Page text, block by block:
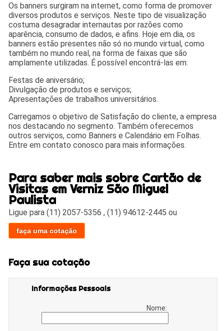
Os banners surgiram na internet, como forma de promover
diversos produtos e serviços. Neste tipo de visualização
costuma desagradar internautas por razões como
aparência, consumo de dados, e afins. Hoje em dia, os
banners estão presentes não só no mundo virtual, como
também no mundo real, na forma de faixas que são
amplamente utilizadas. É possível encontrá-las em:
Festas de aniversário;
Divulgação de produtos e serviços;
Apresentações de trabalhos universitários.
Carregamos o objetivo de Satisfação do cliente, a empresa
nos destacando no segmento. Também oferecemos
outros serviços, como Banners e Calendário em Folhas.
Entre em contato conosco para mais informações.
Para saber mais sobre Cartão de
Visitas em Verniz São Miguel
Paulista
Ligue para(11) 2057-5356 ,(11) 94612-2445 ou
faça uma cotação
Faça sua cotação
Informações Pessoais
Nome: